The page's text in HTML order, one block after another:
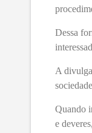
Dessa
A
Quando
e